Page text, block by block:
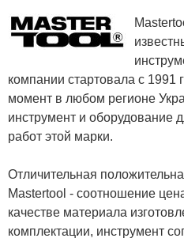
компании стартовала с 1991
момент в любом регионе
инструмент и оборудование
работ этой марки.
Отличительная
Mastertool - соотношение
качестве материала
комплектации, инструмент